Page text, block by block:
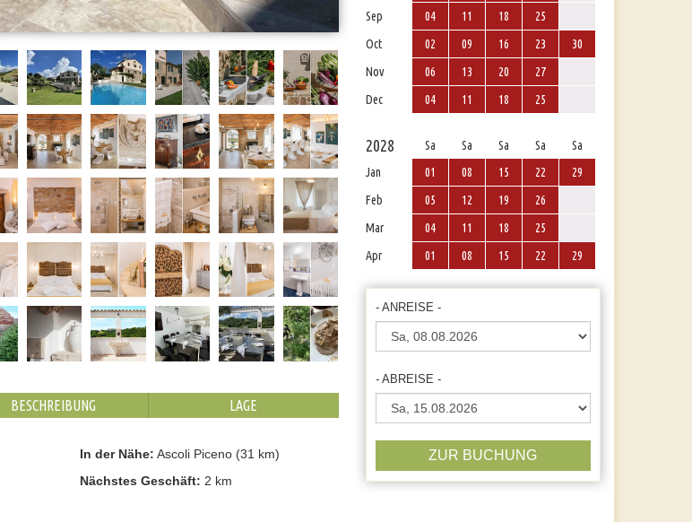
BESCHREIBUNG LAGE
In der Nähe: Ascoli Piceno (31 km)
Nächstes Geschäft: 2 km
Sep
04 11 18
25
Oct
02 09 16 23
30
Nov
06 13 20
27
Dec
04 11 18 25
2028 Sa Sa Sa Sa
Sa
Jan
01 08 15 22
29
Feb
05 12 19
26
Mar
04 11 18
25
Apr
01 08 15 22 29
- ANREISE -
- ABREISE -
ZUR BUCHUNG